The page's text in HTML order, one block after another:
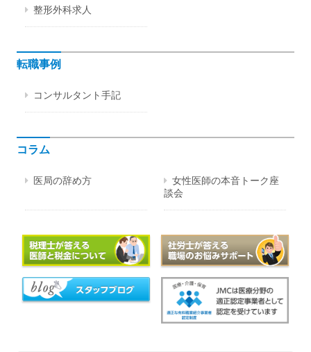
整形外科求人
転職事例
コンサルタント手記
コラム
医局の辞め方
女性医師の本音トーク座
談会